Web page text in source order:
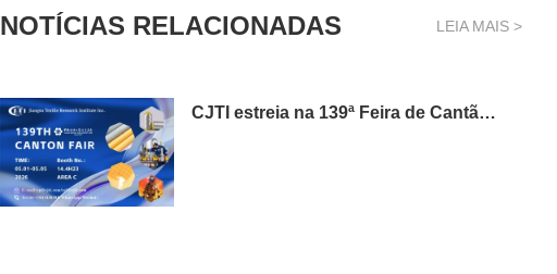
NOTÍCIAS RELACIONADAS LEIA MAIS >
CJTI estreia na 139ª Feira de Cantão - Fase 3: Levando inovações têxteis funcionais para compradores globais.